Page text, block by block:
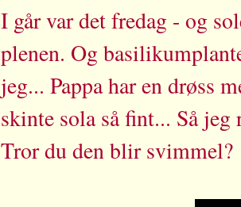
I går var det fredag - og
plenen. Og
jeg... Pappa har en drøss
skinte sola så fint... Så
Tror du den blir svimmel?